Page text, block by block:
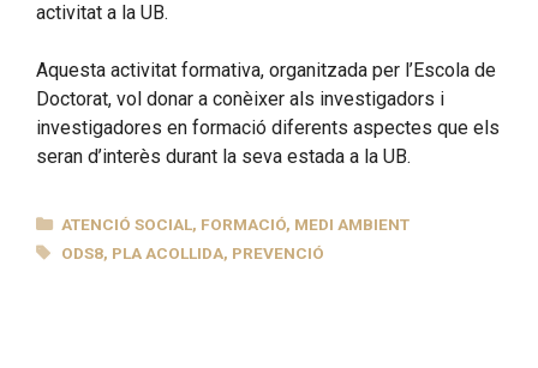
activitat a la UB.
Aquesta activitat formativa, organitzada per l’Escola de
Doctorat, vol donar a conèixer als investigadors i
investigadores en formació diferents aspectes que els
seran d’interès durant la seva estada a la UB.
CATEGORIES
ATENCIÓ SOCIAL, FORMACIÓ, MEDI AMBIENT
ETIQUETES
ODS8, PLA ACOLLIDA, PREVENCIÓ